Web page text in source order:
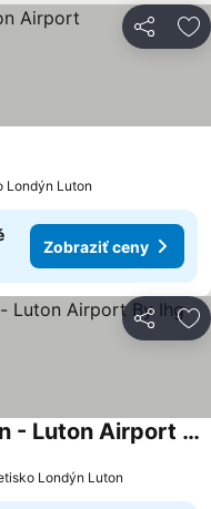
Zdieľať
Londýn Luton
Zobraziť ceny
Zdieľať
Holiday Inn Express London - Luton Airport By Ihg
Londýn Luton